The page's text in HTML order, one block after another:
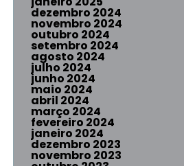
dezembro 2024
novembro 2024
outubro 2024
setembro 2024
agosto 2024
julho 2024
junho 2024
maio 2024
abril 2024
março 2024
fevereiro 2024
janeiro 2024
dezembro 2023
novembro 2023